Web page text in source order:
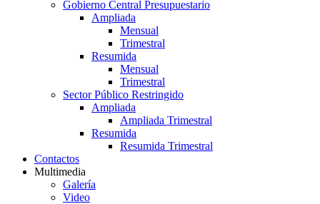
Gobierno Central Presupuestario
Ampliada
Mensual
Trimestral
Resumida
Mensual
Trimestral
Sector Público Restringido
Ampliada
Ampliada Trimestral
Resumida
Resumida Trimestral
Contactos
Multimedia
Galería
Video